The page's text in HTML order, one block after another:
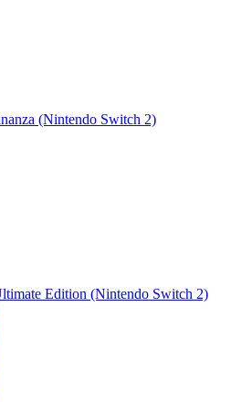
(Nintendo Switch 2)
Edition (Nintendo Switch 2)